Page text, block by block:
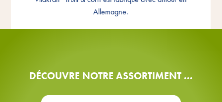
Allemagne.
DÉCOUVRE NOTRE ASSORTIMENT ...